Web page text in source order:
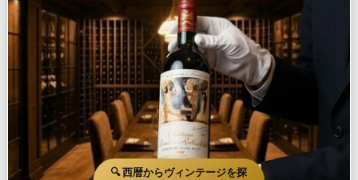
🔍 西暦からヴィンテージを探